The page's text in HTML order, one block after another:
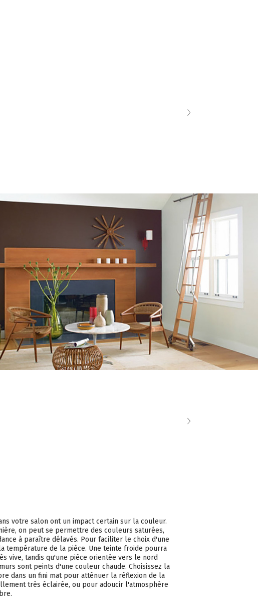
votre salon ont un impact certain sur la couleur.
on peut se permettre des couleurs saturées,
à paraître délavés. Pour faciliter le choix d'une
température de la pièce. Une teinte froide pourra
vive, tandis qu'une pièce orientée vers le nord
sont peints d'une couleur chaude. Choisissez la
dans un fini mat pour atténuer la réflexion de la
très éclairée, ou pour adoucir l'atmosphère